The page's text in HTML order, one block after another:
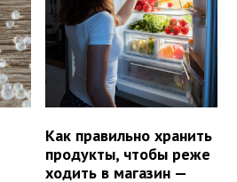
Как правильно хранить
продукты, чтобы реже
ходить в магазин —